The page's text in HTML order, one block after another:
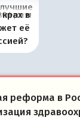
ок во
и
в
её
реформа в